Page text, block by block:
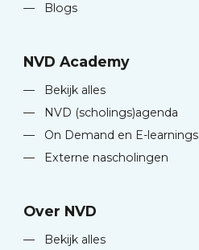
—
Blogs
NVD Academy
—
Bekijk alles
—
NVD (scholings)agenda
—
On Demand en E-learnings
—
Externe nascholingen
Over NVD
—
Bekijk alles